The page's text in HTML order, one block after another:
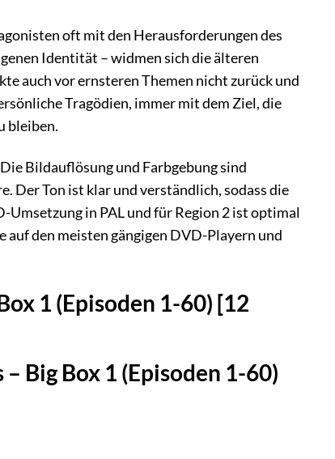
oft mit den Herausforderungen des
Identität – widmen sich die älteren
auch vor ernsteren Themen nicht zurück und
Tragödien, immer mit dem Ziel, die
bleiben.
Bildauflösung und Farbgebung sind
Der Ton ist klar und verständlich, sodass die
in PAL und für Region 2 ist optimal
den meisten gängigen DVD-Playern und
1 (Episoden 1-60) [12
Big Box 1 (Episoden 1-60)